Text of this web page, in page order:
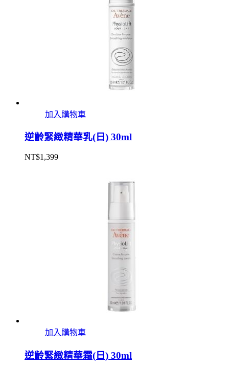
加入購物車
逆齡緊緻精華乳(日) 30ml
NT$1,399
加入購物車
逆齡緊緻精華霜(日) 30ml